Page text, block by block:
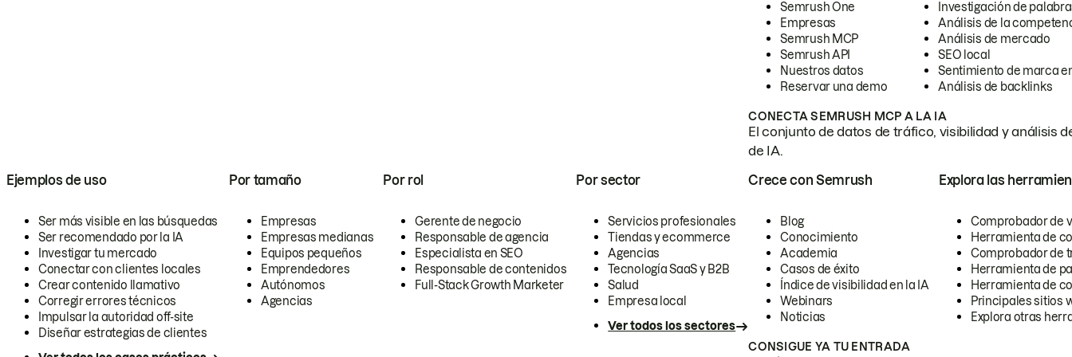
Semrush One
Empresas
Semrush MCP
Semrush API
Nuestros datos
Reservar una demo
Investigación de
Análisis de la
Análisis de mercado
SEO local
Sentimiento de marca
Análisis de backlinks
CONECTA SEMRUSH MCP A LA IA
El conjunto de datos de tráfico, visibilidad y análisis
de IA.
Ejemplos de uso
Ser más visible en las búsquedas
Ser recomendado por la IA
Investigar tu mercado
Conectar con clientes locales
Crear contenido llamativo
Corregir errores técnicos
Impulsar la autoridad off-site
Diseñar estrategias de clientes
Por tamaño
Empresas
Empresas medianas
Equipos pequeños
Emprendedores
Autónomos
Agencias
Por rol
Gerente de negocio
Responsable de agencia
Especialista en SEO
Responsable de contenidos
Full-Stack Growth Marketer
Por sector
Servicios profesionales
Tiendas y ecommerce
Agencias
Tecnología SaaS y B2B
Salud
Empresa local
Ver todos los sectores
Crece con Semrush
Blog
Conocimiento
Academia
Casos de éxito
Índice de visibilidad en la IA
Webinars
Noticias
Explora las
Comprobador de
Herramienta de
Comprobador de
Herramienta de
Herramienta de
Principales sitios
Explora otras
CONSIGUE YA TU ENTRADA